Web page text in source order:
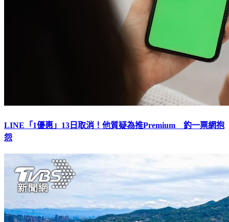
LINE「1優惠」13日取消！他質疑為推Premium 釣一票網抱
怨